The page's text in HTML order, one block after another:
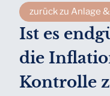
zurück zu Anlage
Ist es
die
Kontrolle